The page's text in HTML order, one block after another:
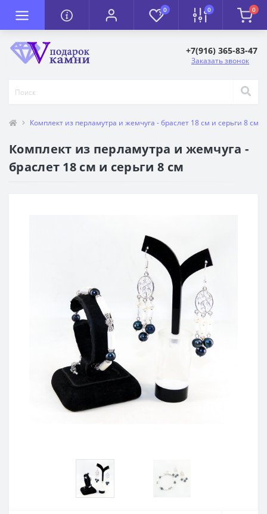
0 0 0
+7(916) 365-83-47
Заказать звонок
Комплект из перламутра и жемчуга - браслет 18 см и серьги 8 см
Комплект из перламутра и жемчуга -
браслет 18 см и серьги 8 см